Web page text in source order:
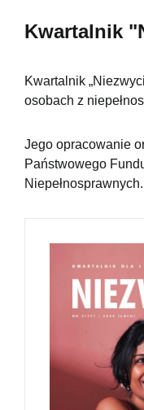
Kwartalnik
Kwartalnik
osobach z
Jego opracowanie
Państwowego
Niepełnosprawnych.